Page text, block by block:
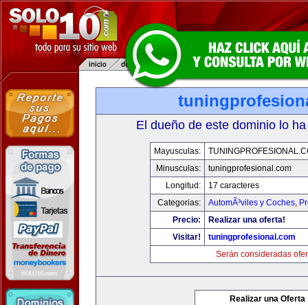
El dueño de este dominio lo
Mayusculas:
Minusculas:
tuningprofesional.com
Longitud:
17 caracteres
Categorias:
AutomÃ³viles y Coches,
Precio:
Realizar una oferta!
Visitar!
tuningprofesional.com
Serán consideradas
Realizar una Oferta